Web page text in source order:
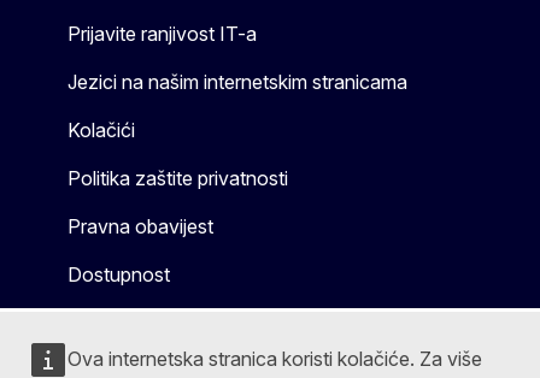
Ova internetska stranica koristi kolačiće. Za više
Prijavite ranjivost IT-a
Jezici na našim internetskim stranicama
Kolačići
Politika zaštite privatnosti
Pravna obavijest
Dostupnost